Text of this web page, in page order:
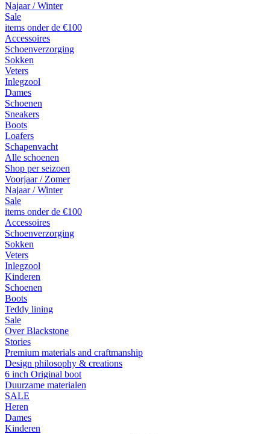
Najaar / Winter
Sale
items onder de €100
Accessoires
Schoenverzorging
Sokken
Veters
Inlegzool
Dames
Schoenen
Sneakers
Boots
Loafers
Schapenvacht
Alle schoenen
Shop per seizoen
Voorjaar / Zomer
Najaar / Winter
Sale
items onder de €100
Accessoires
Schoenverzorging
Sokken
Veters
Inlegzool
Kinderen
Schoenen
Boots
Teddy lining
Sale
Over Blackstone
Stories
Premium materials and craftmanship
Design philosophy & creations
6 inch Original boot
Duurzame materialen
SALE
Heren
Dames
Kinderen